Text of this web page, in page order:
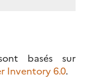
basés sur
Inventory 6.0.